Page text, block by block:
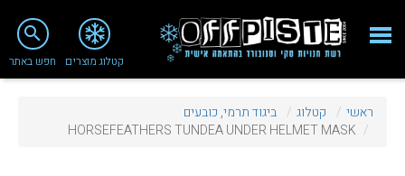
close
מי אנחנו
קטלוג מוצרים
search
חפש באתר
ראשי קטלוג
ביגוד תרמי, כובעים
HORSEFEATHERS TUNDEA UNDER HELMET MASK